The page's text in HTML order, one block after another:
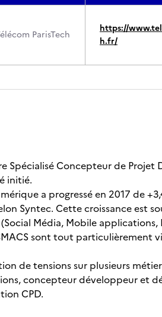
ParisTech
https://
h.fr/
Spécialisé Concepteur de Projet
initié.
a progressé en 2017 de
Syntec. Cette croissance est
Média, Mobile
sont tout particulièrement
de tensions sur plusieurs
concepteur développeur et
CPD.